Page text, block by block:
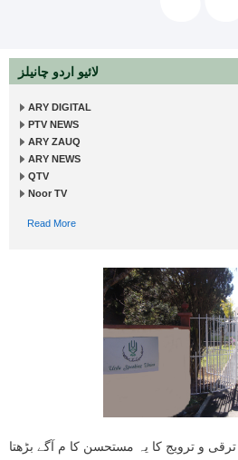
لائیو اردو چانیلز
ARY DIGITAL
PTV NEWS
ARY ZAUQ
ARY NEWS
QTV
Noor TV
Read More
و ترویج کا یہ مستحسن کا م آگے بڑھتا